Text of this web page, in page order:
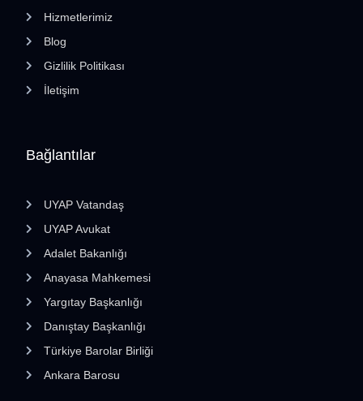
Bağlantılar
UYAP Vatandaş
UYAP Avukat
Adalet Bakanlığı
Anayasa Mahkemesi
Yargıtay Başkanlığı
Danıştay Başkanlığı
Türkiye Barolar Birliği
Ankara Barosu
Hizmetlerimiz
Blog
Gizlilik Politikası
İletişim